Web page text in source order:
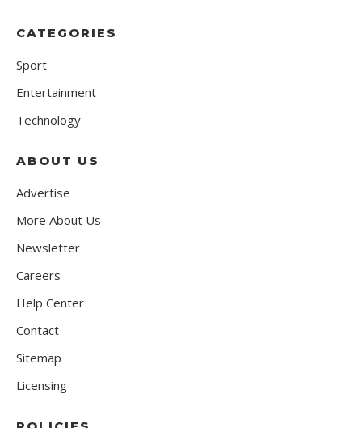
CATEGORIES
Sport
Entertainment
Technology
ABOUT US
Advertise
More About Us
Newsletter
Careers
Help Center
Contact
Sitemap
Licensing